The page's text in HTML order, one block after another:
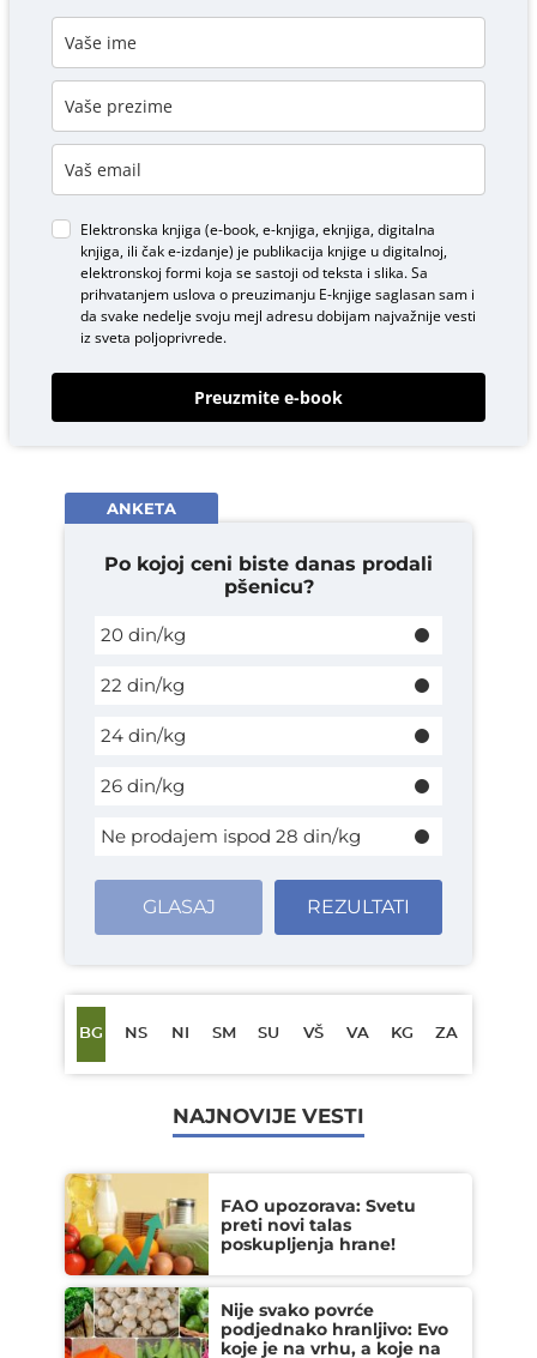
Elektronska knjiga (e-book, e-knjiga, eknjiga, digitalna
knjiga, ili čak e-izdanje) je publikacija knjige u digitalnoj,
elektronskoj formi koja se sastoji od teksta i slika. Sa
prihvatanjem uslova o preuzimanju E-knjigesaglasan sam i
da svake nedelje svoju mejl adresu dobijam najvažnije vesti
iz sveta poljoprivrede.
Preuzmite e-book
ANKETA
Po kojoj ceni biste danas prodali
pšenicu?
20 din/kg
22 din/kg
24 din/kg
26 din/kg
Ne prodajem ispod 28 din/kg
GLASAJ REZULTATI
BG NS NI SM SU VŠ VA KG ZA
NAJNOVIJE VESTI
FAO upozorava: Svetu
preti novi talas
poskupljenja hrane!
Nije svako povrće
podjednako hranljivo: Evo
koje je na vrhu, a koje na